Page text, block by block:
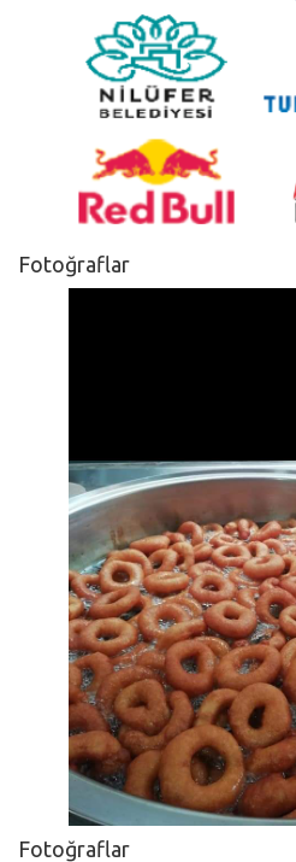
Fotoğraflar
Fotoğraflar